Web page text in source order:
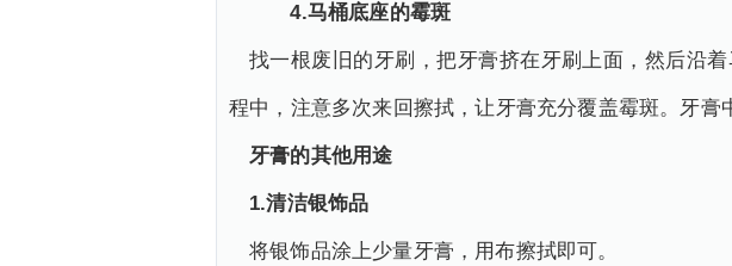
4.马桶底座的霉斑
找一根废旧的牙刷，把牙膏挤在牙刷上面，然后沿
程中，注意多次来回擦拭，让牙膏充分覆盖霉斑。牙膏
牙膏的其他用途
1.清洁银饰品
将银饰品涂上少量牙膏，用布擦拭即可。